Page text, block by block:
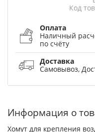
Код
Оплата
Наличный
по счёту
Доставка
Самовывоз,
Информация о
Хомут для крепления